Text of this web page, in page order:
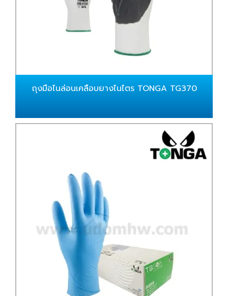
ถุงมือไนล่อนเคลือบยางไนไตร TONGA TG370